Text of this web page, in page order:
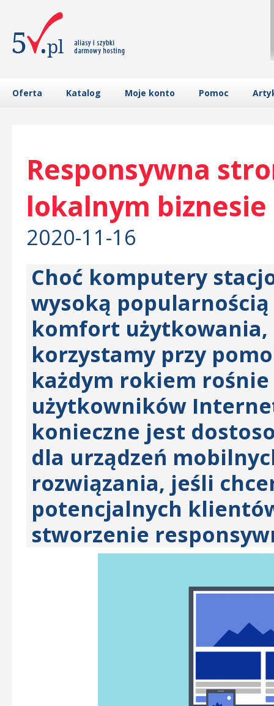
Oferta Katalog Moje konto Pomoc
Responsywna
lokalnym biznesie
2020-11-16
Choć komputery
wysoką
komfort użytkowania,
korzystamy przy
każdym rokiem
użytkowników
konieczne jest
dla urządzeń
rozwiązania, jeśli
potencjalnych
stworzenie